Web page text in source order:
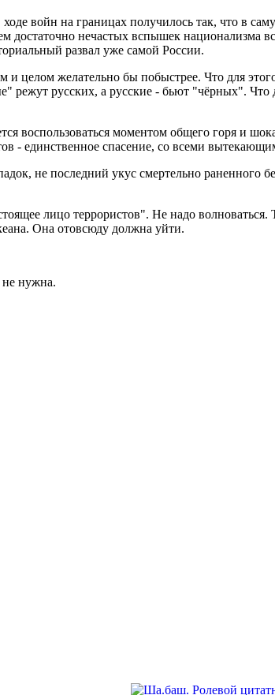
войн на границах получилось так, что в
достаточно нечастых вспышек национализма
развал уже самой России.
целом желательно бы побыстрее. Что для
режут русских, а русские - бьют "чёрных". Что
воспользоваться моментом общего горя и
- единственное спасение, со всеми
не последний укус смертельно
лицо террористов". Не надо
Она отовсюду должна уйти.
не нужна.